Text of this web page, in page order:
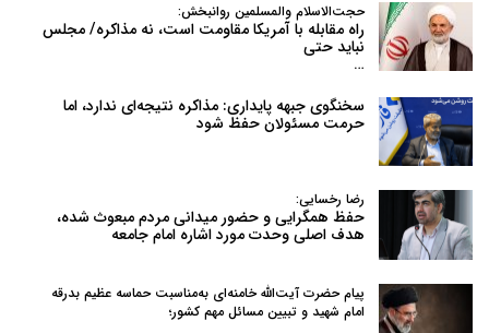
حجت‌الاسلام والمسلمین روانبخش:
راه مقابله با آمریکا مقاومت است، نه مذاکره/ مجلس
نباید حتی
…
سخنگوی جبهه پایداری: مذاکره نتیجه‌ای ندارد، اما
حرمت مسئولان حفظ شود
رضا رخسایی:
حفظ همگرایی و حضور میدانی مردم مبعوث شده،
هدف اصلی وحدت مورد اشاره امام جامعه
پیام حضرت آیت‌الله خامنه‌ای به‌مناسبت حماسه عظیم بدرقه
امام شهید و تبیین مسائل مهم کشور؛